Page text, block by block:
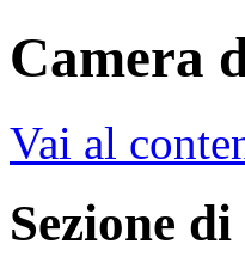
Camera
Vai al
Sezione